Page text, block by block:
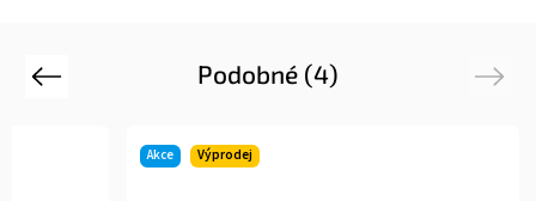
Podobné (4)
Previous
Akce Výprodej
Next